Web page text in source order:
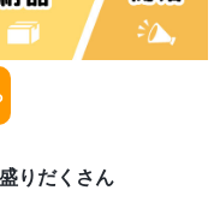
りだくさん